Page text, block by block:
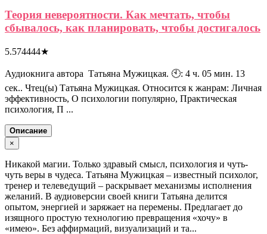
Теория невероятности. Как мечтать, чтобы
сбывалось, как планировать, чтобы достигалось
5.574444★
Аудиокнига автора Татьяна Мужицкая. 🕙: 4 ч. 05 мин. 13
сек.. Чтец(ы) Татьяна Мужицкая. Относится к жанрам: Личная
эффективность, О психологии популярно, Практическая
психология, П ...
Описание
×
Никакой магии. Только здравый смысл, психология и чуть-
чуть веры в чудеса. Татьяна Мужицкая – известный психолог,
тренер и телеведущий – раскрывает механизмы исполнения
желаний. В аудиоверсии своей книги Татьяна делится
опытом, энергией и заряжает на перемены. Предлагает до
изящного простую технологию превращения «хочу» в
«имею». Без аффирмаций, визуализаций и та...